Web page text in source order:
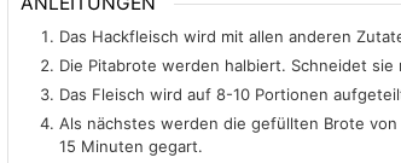
Das Hackfleisch wird mit allen anderen
Die Pitabrote werden halbiert. Schneidet
Das Fleisch wird auf 8-10 Portionen
Als nächstes werden die gefüllten Brote
15 Minuten gegart.